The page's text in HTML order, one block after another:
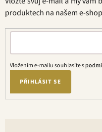
produktech na našem e-
Vložením e-mailu souhlasíte s
PŘIHLÁSIT SE